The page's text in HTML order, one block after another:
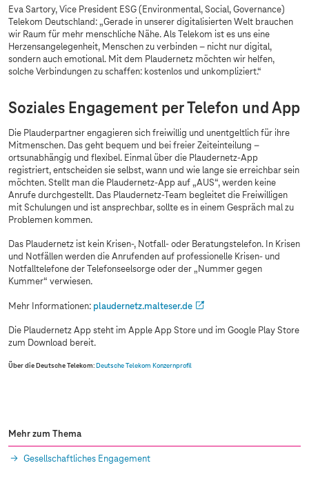
Eva Sartory, Vice President ESG (Environmental, Social, Governance)
Telekom Deutschland: „Gerade in unserer digitalisierten Welt brauchen
wir Raum für mehr menschliche Nähe. Als Telekom ist es uns eine
Herzensangelegenheit, Menschen zu verbinden – nicht nur digital,
sondern auch emotional. Mit dem Plaudernetz möchten wir helfen,
solche Verbindungen zu schaffen: kostenlos und unkompliziert.“
Soziales Engagement per Telefon und App
Die Plauderpartner engagieren sich freiwillig und unentgeltlich für ihre
Mitmenschen. Das geht bequem und bei freier Zeiteinteilung –
ortsunabhängig und flexibel. Einmal über die Plaudernetz-App
registriert, entscheiden sie selbst, wann und wie lange sie erreichbar sein
möchten. Stellt man die Plaudernetz-App auf „AUS“, werden keine
Anrufe durchgestellt. Das Plaudernetz-Team begleitet die Freiwilligen
mit Schulungen und ist ansprechbar, sollte es in einem Gespräch mal zu
Problemen kommen.
Das Plaudernetz ist kein Krisen-, Notfall- oder Beratungstelefon. In Krisen
und Notfällen werden die Anrufenden auf professionelle Krisen- und
Notfalltelefone der Telefonseelsorge oder der „Nummer gegen
Kummer“ verwiesen.
Mehr Informationen: plaudernetz.malteser.de
Die Plaudernetz App steht im Apple App Store und im Google Play Store
zum Download bereit.
Über die Deutsche Telekom:Deutsche Telekom Konzernprofil
Mehr zum Thema
Gesellschaftliches Engagement